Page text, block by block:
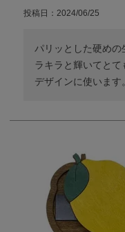
投稿日 2024/06/25
パリッとした硬めの
ラキラと輝いてと
デザインに使います